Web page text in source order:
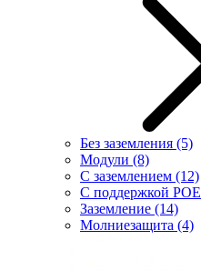
Без заземления (5)
Модули (8)
С заземлением (12)
С поддержкой POE
Заземление (14)
Молниезащита (4)